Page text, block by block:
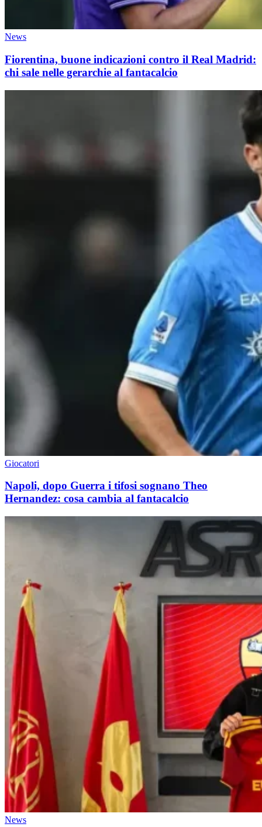
News
Fiorentina, buone indicazioni contro il Real Madrid:
chi sale nelle gerarchie al fantacalcio
Giocatori
Napoli, dopo Guerra i tifosi sognano Theo
Hernandez: cosa cambia al fantacalcio
News